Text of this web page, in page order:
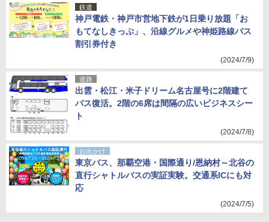
鉄道
神戸電鉄・神戸市営地下鉄が1日乗り放題「お
もてなしきっぷ」、沿線グルメや神姫路線バス
割引券付き
(2024/7/9)
道路
出雲・松江・米子ドリーム名古屋号に2階建て
バス復活。2階の6席は間隔の広いビジネスシー
ト
(2024/7/8)
お出かけ
東京バス、那覇空港・国際通り/恩納村～北谷の
直行シャトルバスの実証実験。交通系ICにも対
応
(2024/7/5)